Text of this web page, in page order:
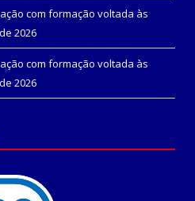
com formação voltada às
2026
com formação voltada às
2026